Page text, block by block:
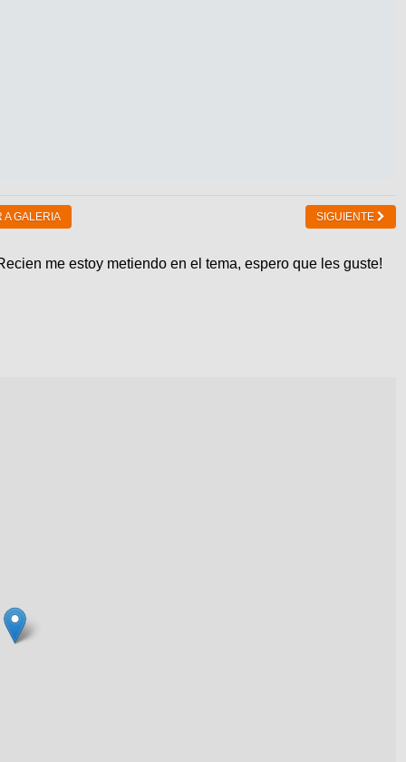
A GALERIA SIGUIENTE
me estoy metiendo en el tema, espero que les guste!